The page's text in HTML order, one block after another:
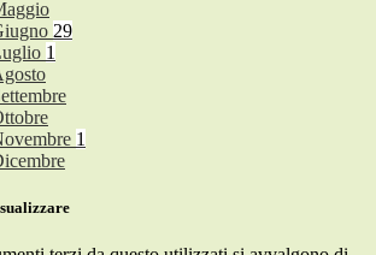
29
1
1